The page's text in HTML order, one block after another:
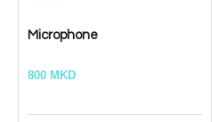
Microphone
800 MKD